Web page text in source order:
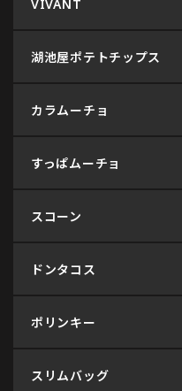
VIVANT
湖池屋ポテトチップス
カラムーチョ
すっぱムーチョ
スコーン
ドンタコス
ポリンキー
スリムバッグ